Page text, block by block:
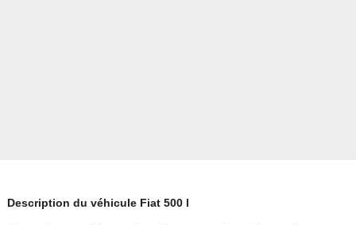
Description du véhicule Fiat 500 l